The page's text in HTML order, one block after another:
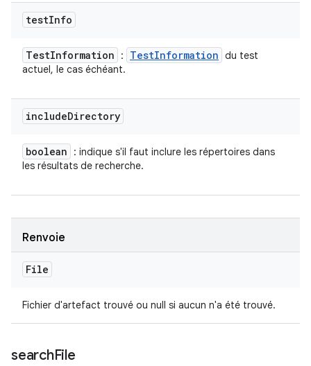
testInfo
TestInformation : TestInformation du test
actuel, le cas échéant.
includeDirectory
boolean
: indique s'il faut inclure les répertoires dans
les résultats de recherche.
Renvoie
File
Fichier d'artefact trouvé ou null si aucun n'a été trouvé.
searchFile